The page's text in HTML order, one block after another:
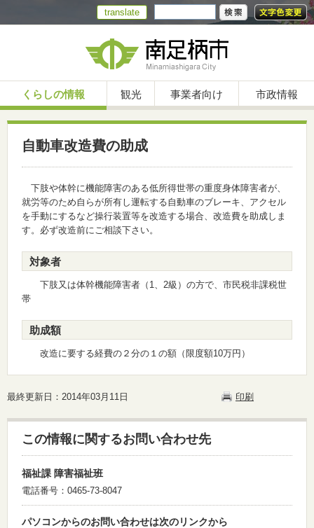
translate
くらしの情報 観光 事業者向け 市政情報
自動車改造費の助成
下肢や体幹に機能障害のある低所得世帯の重度身体障害者が、
就労等のため自らが所有し運転する自動車のブレーキ、アクセル
を手動にするなど操行装置等を改造する場合、改造費を助成しま
す。必ず改造前にご相談下さい。
対象者
下肢又は体幹機能障害者（1、2級）の方で、市民税非課税世
帯
助成額
改造に要する経費の２分の１の額（限度額10万円）
最終更新日：2014年03月11日 印刷
この情報に関するお問い合わせ先
福祉課 障害福祉班
電話番号：0465-73-8047
パソコンからのお問い合わせは次のリンクから